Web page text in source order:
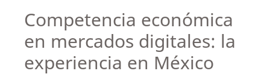
Competencia económica
en mercados digitales: la
experiencia en México